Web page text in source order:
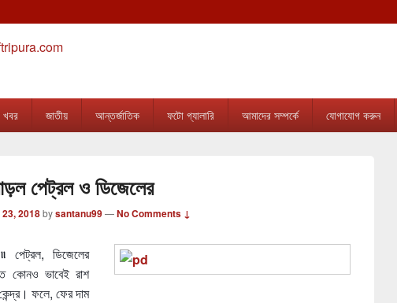
খবর জাতীয় আন্তর্জাতিক ফটো গ্যালারি আমাদের সম্পর্কে যোগাযোগ করুন
পেট্রল ও ডিজেলের
2018bysantanu99—No Comments ↓
পেট্রল, ডিজেলের
কোনও ভাবেই রাশ
ফলে, ফের দাম